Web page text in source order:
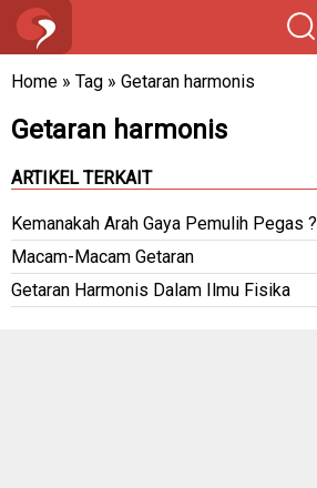
Home » Tag » Getaran harmonis
Getaran harmonis
ARTIKEL TERKAIT
Kemanakah Arah Gaya Pemulih Pegas ?
Macam-Macam Getaran
Getaran Harmonis Dalam Ilmu Fisika